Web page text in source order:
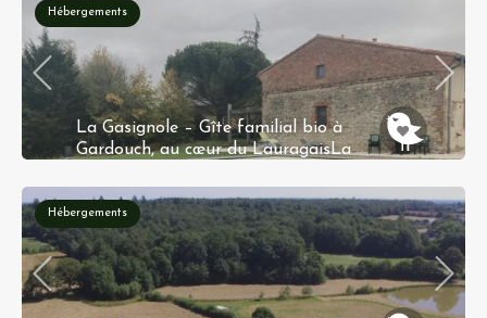
Hébergements
La Gasignole – Gîte familial bio à
Gardouch, au cœur du LauragaisLa
La Gasignole, Gardouch, France
Hébergements